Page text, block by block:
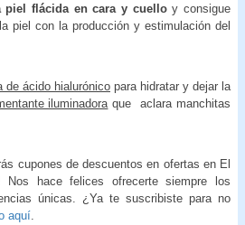
piel flácida en cara y cuelloy consigue
piel con la producción y estimulación del
de ácido hialurónico para hidratar y dejar la
iluminadora que aclara manchitas
cupones de descuentos en ofertas en El
Nos hace felices ofrecerte siempre los
únicas. ¿Ya te suscribiste para no
aquí